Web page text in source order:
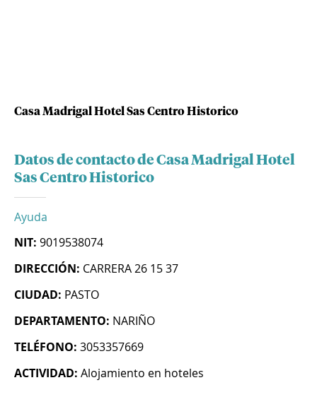
Casa Madrigal Hotel Sas Centro Historico
Datos de contacto de Casa Madrigal Hotel
Sas Centro Historico
Ayuda
NIT: 9019538074
DIRECCIÓN: CARRERA 26 15 37
CIUDAD: PASTO
DEPARTAMENTO: NARIÑO
TELÉFONO: 3053357669
ACTIVIDAD: Alojamiento en hoteles